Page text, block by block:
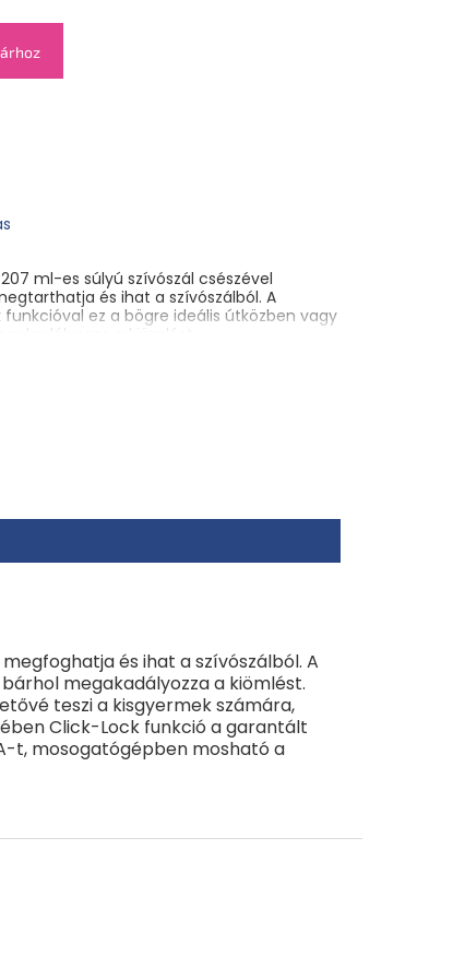
ml-es súlyú szívószál csészével
és ihat a szívószálból. A
ez a bögre ideális útközben vagy
a kiömlést.
és ihat a szívószálból. A
megakadályozza a kiömlést.
teszi a kisgyermek számára,
Click-Lock funkció a garantált
t, mosogatógépben mosható a